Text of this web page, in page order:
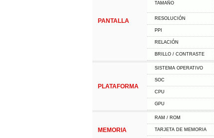
PANTALLA
TAMAÑO
RESOLUCIÓN
PPI
RELACIÓN
BRILLO / CONTRASTE
PLATAFORMA
SISTEMA OPERATIVO
SOC
CPU
GPU
MEMORIA
RAM / ROM
TARJETA DE MEMORIA